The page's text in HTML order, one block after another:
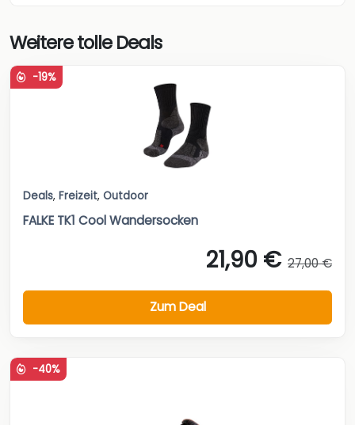
Weitere tolle Deals
-19%
Deals, Freizeit, Outdoor
FALKE TK1 Cool Wandersocken
21,90 € 27,00 €
Zum Deal
-40%